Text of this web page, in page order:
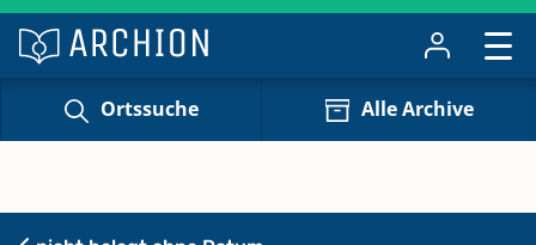
Ortssuche Alle Archive